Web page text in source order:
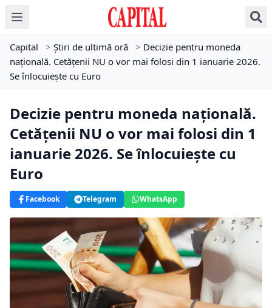
Capital > Știri de ultimă oră > Decizie pentru moneda
națională. Cetățenii NU o vor mai folosi din 1 ianuarie 2026.
Se înlocuiește cu Euro
Decizie pentru moneda națională.
Cetățenii NU o vor mai folosi din 1
ianuarie 2026. Se înlocuiește cu
Euro
Facebook Telegram WhatsApp